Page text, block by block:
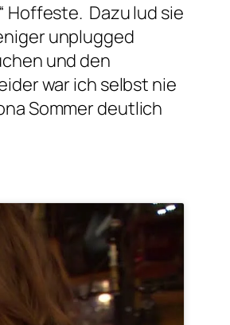
Hoffeste. Dazu lud sie
unplugged
und den
war ich selbst nie
Sommer deutlich